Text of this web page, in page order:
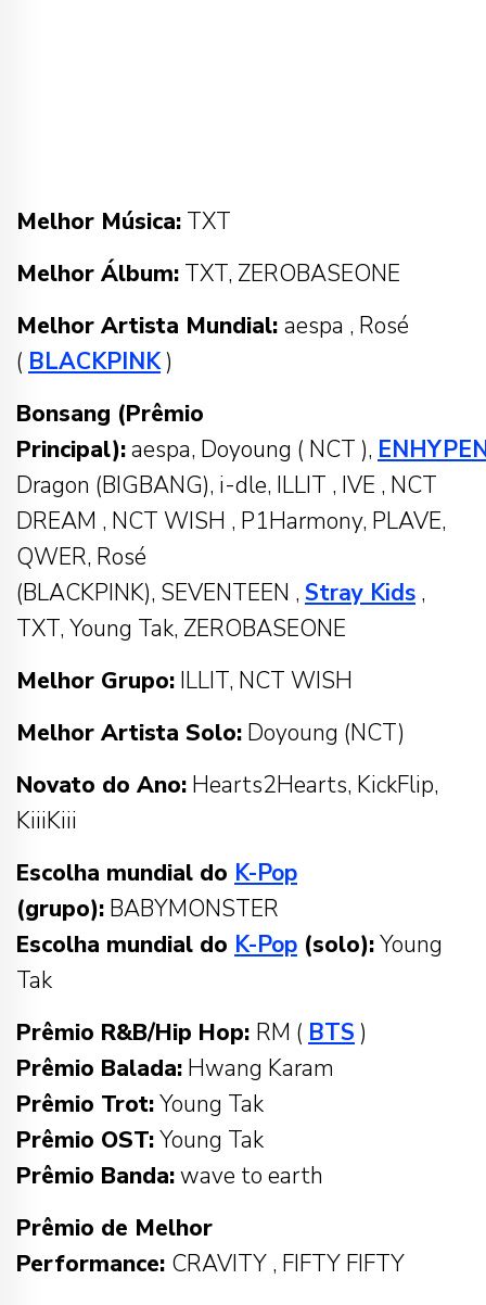
Melhor Música: TXT
Melhor Álbum: TXT, ZEROBASEONE
Melhor Artista Mundial: aespa , Rosé
( BLACKPINK)
Bonsang (Prêmio
Principal):aespa, Doyoung ( NCT ),
Dragon (BIGBANG), i-dle, ILLIT , IVE , NCT
DREAM , NCT WISH , P1Harmony, PLAVE,
QWER, Rosé
(BLACKPINK), SEVENTEEN , Stray Kids ,
TXT, Young Tak, ZEROBASEONE
Melhor Grupo: ILLIT, NCT WISH
Melhor Artista Solo: Doyoung (NCT)
Novato do Ano: Hearts2Hearts, KickFlip,
KiiiKiii
Escolha mundial do K-Pop
(grupo): BABYMONSTER
Escolha mundial do K-Pop (solo):Young
Tak
Prêmio R&B/Hip Hop: RM ( BTS )
Prêmio Balada: Hwang Karam
Prêmio Trot:Young Tak
Prêmio OST:Young Tak
Prêmio Banda:wave to earth
Prêmio de Melhor
Performance: CRAVITY , FIFTY FIFTY